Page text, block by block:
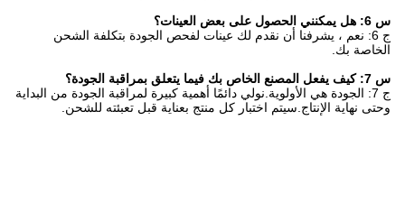
س 6: هل يمكنني الحصول على بعض العينات؟
ج 6: نعم ، يشرفنا أن نقدم لك عينات لفحص الجودة بتكلفة الشحن
الخاصة بك.
س 7: كيف يفعل المصنع الخاص بك فيما يتعلق بمراقبة الجودة؟
ج 7: الجودة هي الأولوية.نولي دائمًا أهمية كبيرة لمراقبة الجودة من البداية
وحتى نهاية الإنتاج.سيتم اختبار كل منتج بعناية قبل تعبئته للشحن.